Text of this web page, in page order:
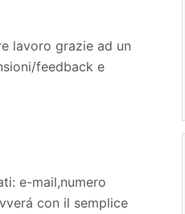
lavoro grazie ad un
feedback e
e-mail,numero
con il semplice